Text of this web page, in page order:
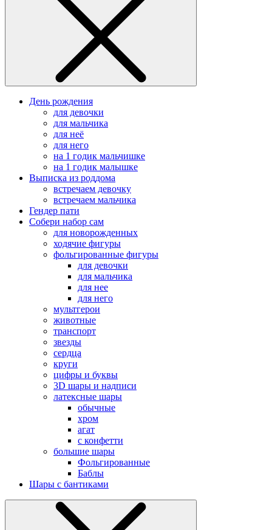
День рождения
для девочки
для мальчика
для неё
для него
на 1 годик мальчишке
на 1 годик малышке
Выписка из роддома
встречаем девочку
встречаем мальчика
Гендер пати
Собери набор сам
для новорожденных
ходячие фигуры
фольгированные фигуры
для девочки
для мальчика
для нее
для него
мультгерои
животные
транспорт
звезды
сердца
круги
цифры и буквы
3D шары и надписи
латексные шары
обычные
хром
агат
с конфетти
большие шары
Фольгированные
Баблы
Шары с бантиками